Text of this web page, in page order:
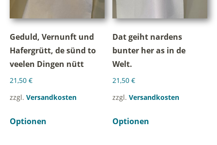
Geduld, Vernunft und
Hafergrütt, de sünd to
veelen Dingen nütt
21,50 €
zzgl. Versandkosten
Optionen
Dat geiht nardens
bunter her as in de
Welt.
21,50€
zzgl.Versandkosten
Optionen